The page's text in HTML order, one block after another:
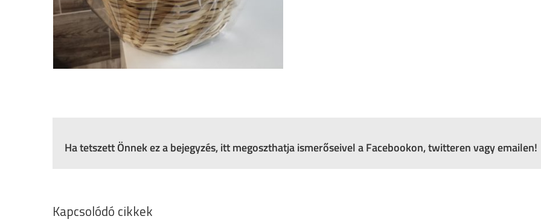
Ha tetszett Önnek ez a bejegyzés, itt megoszthatja ismerőseivel a Facebookon, twitteren vagy emailen!
Kapcsolódó cikkek